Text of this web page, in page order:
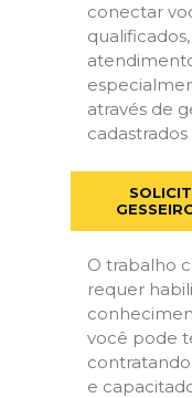
conectar
através de
O trabalho
requer
você pode
e